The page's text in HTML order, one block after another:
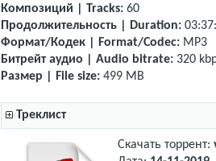
Композиций | Tracks: 60
Продолжительность | Duration:
Формат/Кодек | Format/Codec: MP3
Битрейт аудио | Audio bitrate: 320
Размер | File size: 499 MB
Треклист
Скачать торрент: